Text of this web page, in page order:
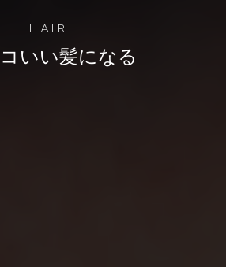
HAIR
いい髪になる